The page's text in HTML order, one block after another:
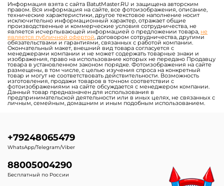
Информация взята с сайта BatutMaster.RU и защищена авторским
правом. Вся информация на сайте, все фотоизображения, описание,
технические характеристики, другое текстовое наполнение носит
исключительно информационный характер, отражает общие
производственные и коммерческие условия сотрудничества, не
является исчерпывающей информацией о предложении товара, не
является публичной офертой, договором сотрудничества, другими
обязательствами и гарантиями, связанных с работой компании.
Окончательный макет, внешний вид товара согласуется с
менеджерами компании и не может содержать товарные знаки и
изображения, право на использование которых не передано Продавцу
товара в установленном законом порядке. Фотоизображения на сайте
размещены, в том числе, с целью изучения спроса на конкретный
товар и могут не соответствовать действительности. Возможность
изготовления, продажи товаров в точном соответствии с
фотоизображениями на сайте обсуждается с менеджером компании.
Данный товар предназначен для использования в
предпринимательской деятельности или в иных целях, не связанных с
личным, семейным, домашним и иным подобным использованием.
+79248065479
WhatsApp/Telegram/Viber
88005004290
Бесплатный по России